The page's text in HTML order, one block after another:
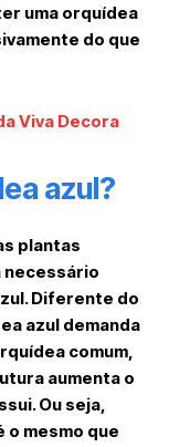
uma orquídea
do que
Viva Decora
azul?
plantas
necessário
Diferente do
azul demanda
comum,
aumenta o
Ou seja,
o mesmo que